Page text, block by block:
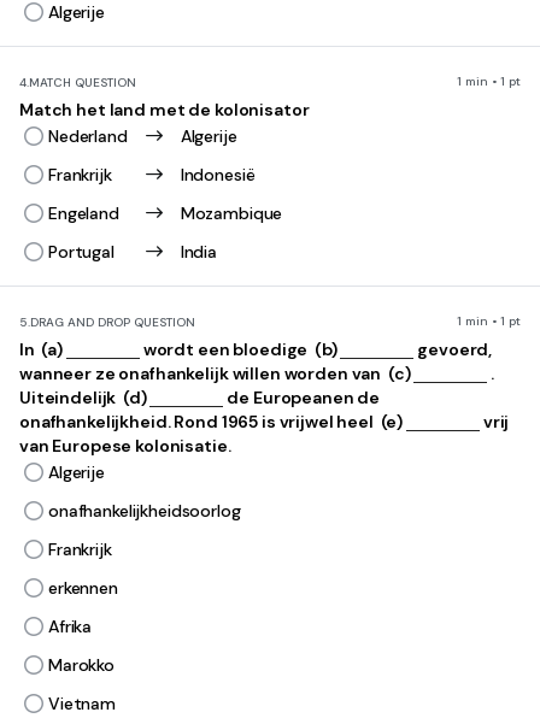
Algerije
4.MATCH QUESTION 1 min • 1 pt
Match het land met de kolonisator
Nederland
Algerije
Frankrijk
Indonesië
Engeland
Mozambique
Portugal
India
5.DRAG AND DROP QUESTION 1 min • 1 pt
In ​ (a) wordt een bloedige ​ (b)
gevoerd,
wanneer ze onafhankelijk willen worden van ​ (c)
.
Uiteindelijk ​ (d)
de Europeanen de
onafhankelijkheid. Rond 1965 is vrijwel heel ​ (e)
vrij
van Europese kolonisatie.
Algerije
onafhankelijkheidsoorlog
Frankrijk
erkennen
Afrika
Marokko
Vietnam